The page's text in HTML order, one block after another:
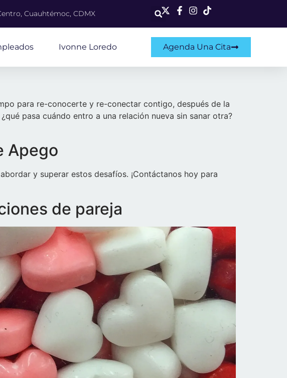
Cuauhtémoc, CDMX
Ivonne Loredo Agenda Una Cita
para re-conocerte y re-conectar contigo, después de la
pasa cuándo entro a una relación nueva sin sanar otra?
Apego
y superar estos desafíos. ¡Contáctanos hoy para
de pareja